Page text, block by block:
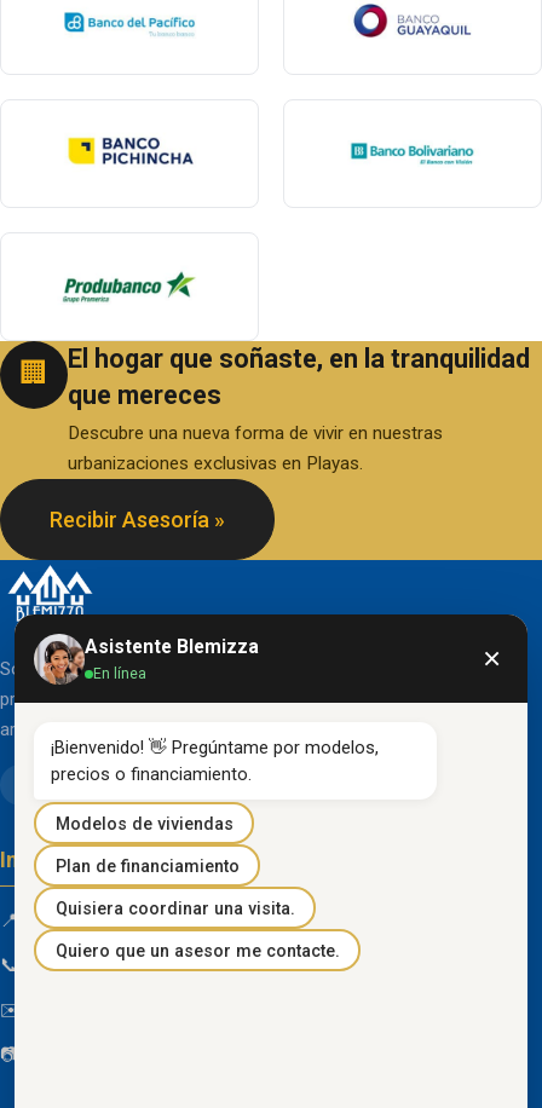
🏢
El hogar que soñaste, en la tranquilidad
que mereces
Descubre una nueva forma de vivir en nuestras
urbanizaciones exclusivas en Playas.
Recibir Asesoría »
Somos una organización líder en el desarrollo de
proyectos inmobiliarios que destacan por su diseño
arquitectónico clásico y acabados de primera línea.
Información de contacto
📍 Km 85 Vía Progreso, Playas, Guayas, Ecuador
📞 096 934 4318
✉️
📷
Asistente Blemizza
En línea ×
¡Bienvenido! 👋 Pregúntame por modelos,
precios o financiamiento.
Modelos de viviendas
Plan de financiamiento
Quisiera coordinar una visita.
Quiero que un asesor me contacte.